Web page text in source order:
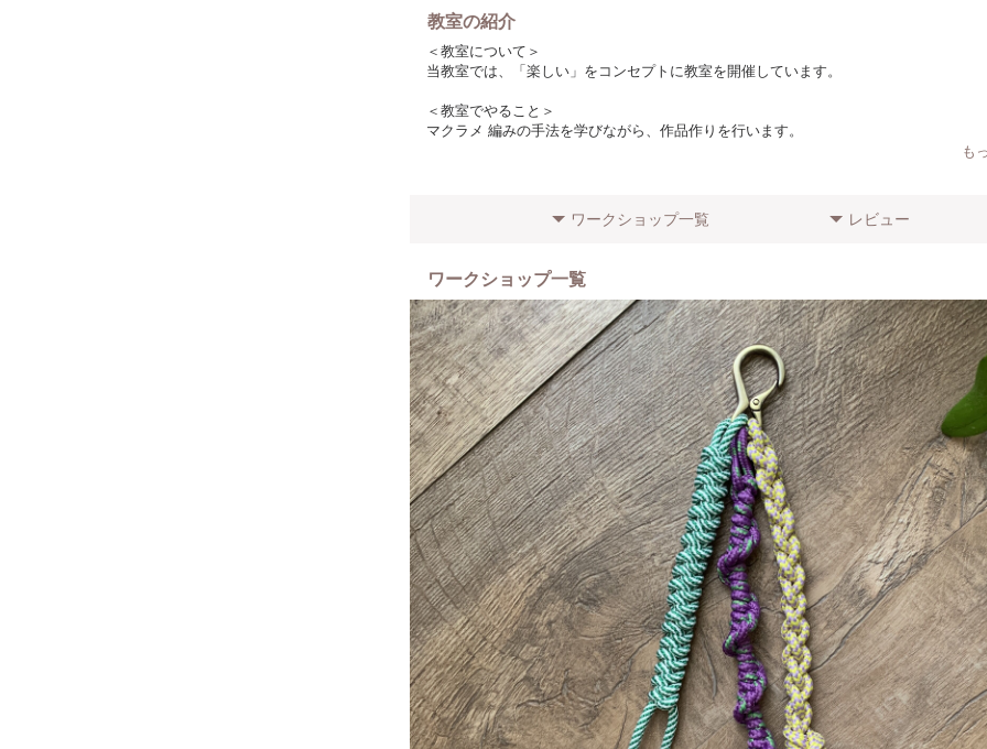
教室の紹介
＜教室について＞
当教室では、「楽しい」をコンセプトに教室を開催しています。
＜教室でやること＞
マクラメ 編みの手法を学びながら、作品作りを行います。
（作品によりロープの種類は異なります）
初心者の方でもわかりやすいように、少人数で開催しています！
ぜひお気軽にご参加ください。
＜場所・アクセス＞
目黒駅からバス14分（7駅）徒歩1分
学芸大学駅から徒歩15分
＜その他特記事項＞
初心者の方の参加歓迎します！
も
ワークショップ一覧 レビュー
ワークショップ一覧